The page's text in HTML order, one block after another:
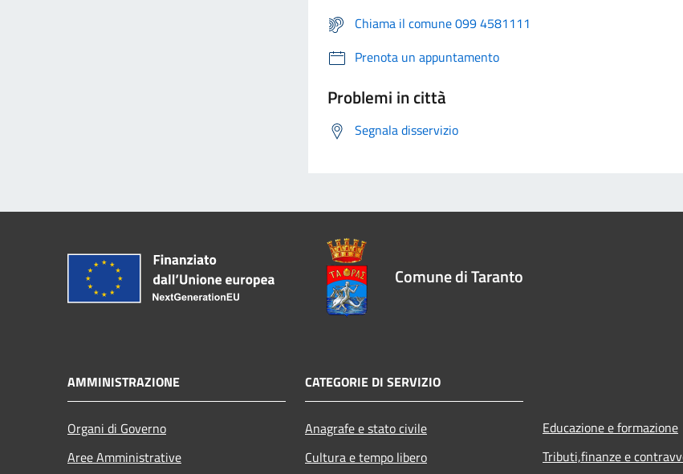
Chiama il comune 099 4581111
Prenota un appuntamento
Problemi in città
Segnala disservizio
Comune di Taranto
AMMINISTRAZIONE
Organi di Governo
Aree Amministrative
CATEGORIE DI SERVIZIO
Anagrafe e stato civile
Cultura e tempo libero
Educazione e formazione
Tributi,finanze e